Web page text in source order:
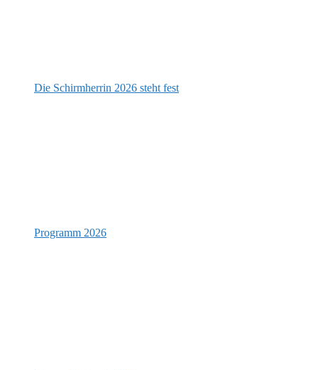
Die Schirmherrin 2026 steht fest
Programm 2026